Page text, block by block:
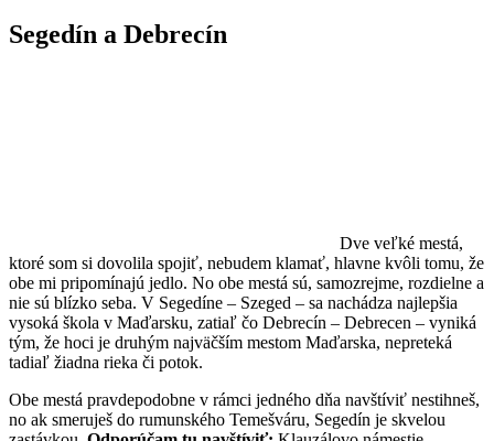
Segedín a Debrecín
Dve veľké mestá,
ktoré som si dovolila spojiť, nebudem klamať, hlavne kvôli tomu, že
obe mi pripomínajú jedlo. No obe mestá sú, samozrejme, rozdielne a
nie sú blízko seba. V Segedíne – Szeged – sa nachádza najlepšia
vysoká škola v Maďarsku, zatiaľ čo Debrecín – Debrecen – vyniká
tým, že hoci je druhým najväčším mestom Maďarska, nepreteká
tadiaľ žiadna rieka či potok.
Obe mestá pravdepodobne v rámci jedného dňa navštíviť nestihneš,
no ak smeruješ do rumunského Temešváru, Segedín je skvelou